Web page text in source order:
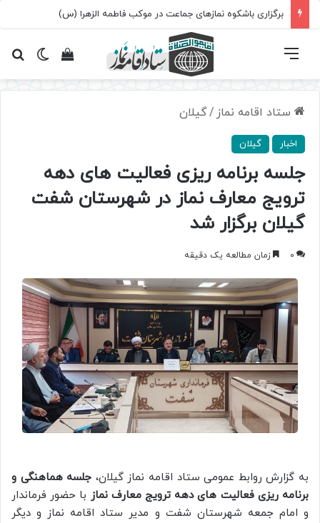
برگزاری باشکوه نمازهای جماعت در موکب فاطمه الزهرا (س)
تغییرمشاهده فهرست
ستاد اقامه نماز /گیلان
اخبار گیلان
جلسه برنامه ریزی فعالیت های دهه
ترویج معارف نماز در شهرستان شفت
گیلان برگزار شد
0 زمان مطالعه یک دقیقه
به گزارش روابط عمومی ستاد اقامه نماز گیلان، جلسه هماهنگی و
برنامه ریزی فعالیت های دهه ترویج معارف نماز با حضور فرماندار
و امام جمعه شهرستان شفت و مدیر ستاد اقامه نماز و دیگر